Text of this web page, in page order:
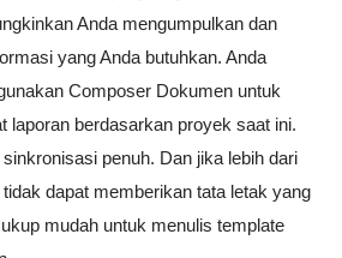
Anda mengumpulkan dan
yang Anda butuhkan. Anda
Composer Dokumen untuk
laporan berdasarkan proyek saat ini.
penuh. Dan jika lebih dari
dapat memberikan tata letak yang
mudah untuk menulis template